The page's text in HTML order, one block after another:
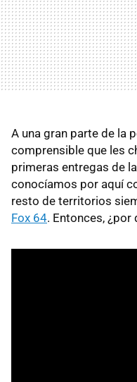
A una gran parte de la
comprensible que les
primeras entregas de
conocíamos por aquí
resto de territorios
Fox 64. Entonces,